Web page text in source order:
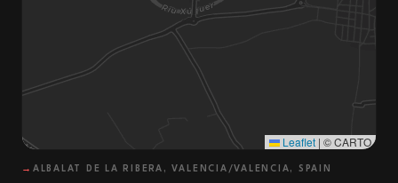
Leaflet | © CARTO
→ ALBALAT DE LA RIBERA, VALENCIA/VALENCIA, SPAIN